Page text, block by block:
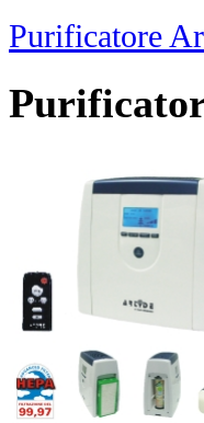
Purificatore